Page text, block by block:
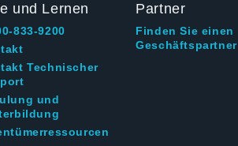
und Lernen
833-9200
Technischer
und
Partner
Finden Sie einen
Geschäftspartner